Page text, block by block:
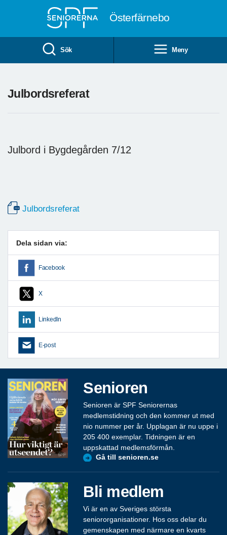
Österfärnebo
Sök Meny
Julbordsreferat
Julbord i Bygdegården 7/12
Julbordsreferat
Dela sidan via:
Facebook
X
LinkedIn
E-post
Senioren
Senioren är SPF Seniorernas
medlemstidning och den kommer ut med
nio nummer per år. Upplagan är nu uppe i
205 400 exemplar. Tidningen är en
uppskattad medlemsförmån.
Gå till senioren.se
Bli medlem
Vi är en av Sveriges största
seniororganisationer. Hos oss delar du
gemenskapen med närmare en kvarts